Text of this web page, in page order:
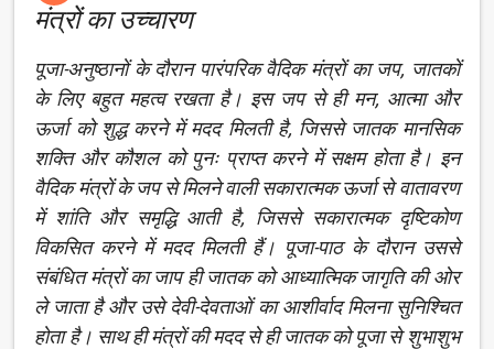
मंत्रों का उच्चारण
पूजा-अनुष्ठानों के दौरान पारंपरिक वैदिक मंत्रों का जप, जातकों
के लिए बहुत महत्व रखता है। इस जप से ही मन, आत्मा और
ऊर्जा को शुद्ध करने में मदद मिलती है, जिससे जातक मानसिक
शक्ति और कौशल को पुनः प्राप्त करने में सक्षम होता है। इन
वैदिक मंत्रों के जप से मिलने वाली सकारात्मक ऊर्जा से वातावरण
में शांति और समृद्धि आती है, जिससे सकारात्मक दृष्टिकोण
विकसित करने में मदद मिलती हैं। पूजा-पाठ के दौरान उससे
संबंधित मंत्रों का जाप ही जातक को आध्यात्मिक जागृति की ओर
ले जाता है और उसे देवी-देवताओं का आशीर्वाद मिलना सुनिश्चित
होता है। साथ ही मंत्रों की मदद से ही जातक को पूजा से शुभाशुभ